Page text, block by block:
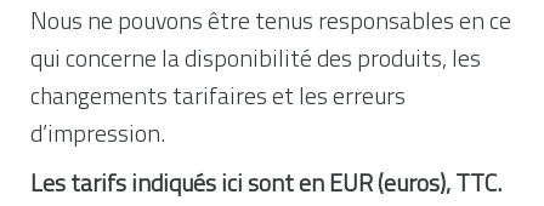
Nous ne pouvons être tenus responsables en ce
qui concerne la disponibilité des produits, les
changements tarifaires et les erreurs
d’impression.
Les tarifs indiqués ici sont en EUR (euros), TTC.